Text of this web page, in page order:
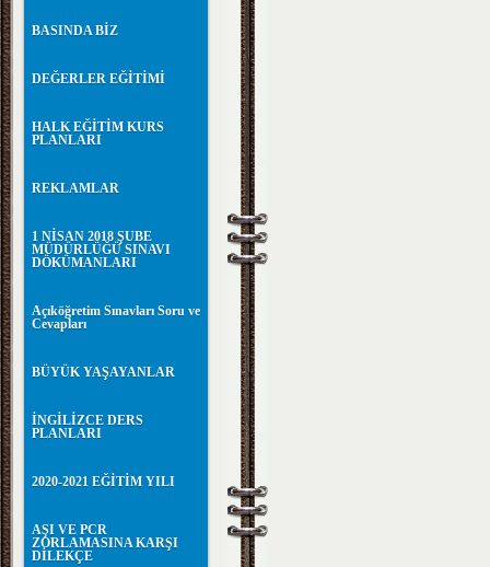
BASINDA BİZ
DEĞERLER EĞİTİMİ
HALK EĞİTİM KURS
PLANLARI
REKLAMLAR
1 NİSAN 2018 ŞUBE
MÜDÜRLÜĞÜ SINAVI
DÖKÜMANLARI
Açıköğretim Sınavları Soru ve
Cevapları
BÜYÜK YAŞAYANLAR
İNGİLİZCE DERS
PLANLARI
2020-2021 EĞİTİM YILI
AŞI VE PCR
ZORLAMASINA KARŞI
DİLEKÇE